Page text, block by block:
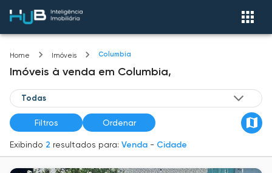
Home Imóveis Columbia
Imóveis à venda em Columbia,
Filtros Ordenar
Exibindo 2 resultados para: Venda - Cidade